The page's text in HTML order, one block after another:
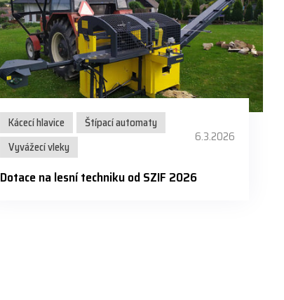
Kácecí hlavice
Štípací automaty
Vyvážecí vleky
6.3.2026
Dotace na lesní techniku od SZIF 2026